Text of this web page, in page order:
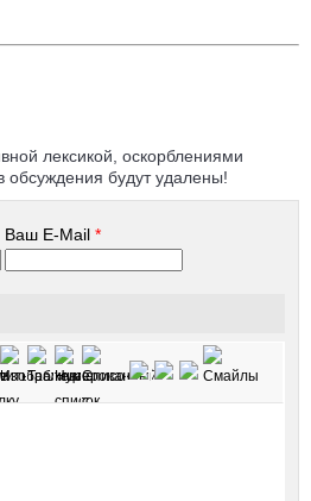
лексикой, оскорблениями
обсуждения будут удалены!
Ваш E-Mail*